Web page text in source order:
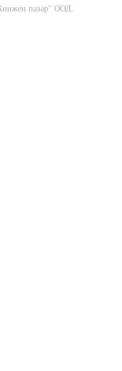
пазар" ООД.